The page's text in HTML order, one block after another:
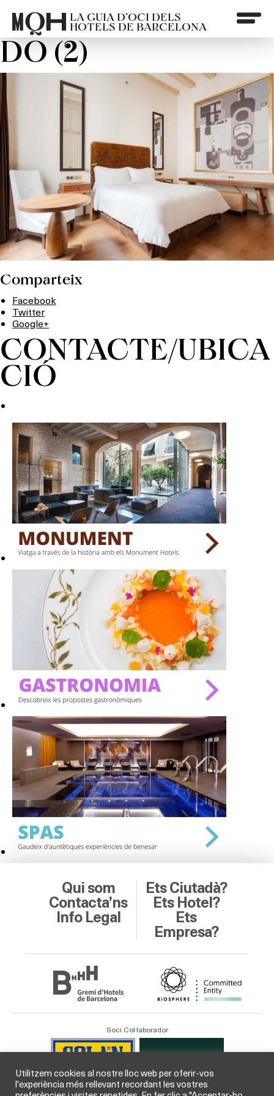
LA GUIA D’OCI DELS
HOTELS DE BARCELONA
Què vols fer?
HOTELS
TERRASSES
BARS
SPAS
RESTAURANTS
SALES
Activitats
On?
DO (2)
Comparteix
Facebook
Twitter
Google+
CONTACTE/UBICA
CIÓ
Qui som
Contacta’ns
Info Legal
Ets Ciutadà?
Ets Hotel?
Ets
Empresa?
Soci Col·laborador
Utilitzem cookies al nostre lloc web per oferir-vos
l'experiència més rellevant recordant les vostres